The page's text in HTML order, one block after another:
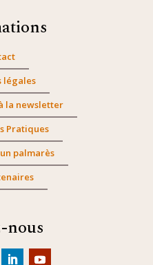
légales
la newsletter
Pratiques
palmarès
nous